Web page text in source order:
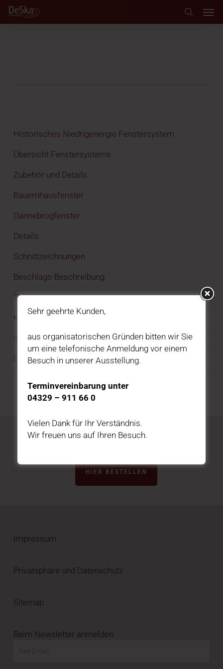
Skip
search
Historisches Niedrigenergie Fenstersystem
Übersicht Fenstersysteme
Zubehör und Details
Bauernhausfenster
Dannebrogfenster
Details
Schnittzeichnungen
Beschlags-Beschreibung
Terrassentüren
Klöntüren
Innentüren
Dielen
HIER BESTELLEN
Impressum
Privatsphäre und Datenschutz
Sitemap
Beim Newsletter anmelden:
Sehr geehrte Kunden,
aus organisatorischen Gründen bitten wir Sie
um eine telefonische Anmeldung vor einem
Besuch in unserer Ausstellung.
Terminvereinbarung unter
04329 – 911 66 0
Vielen Dank für Ihr Verständnis.
Wir freuen uns auf Ihren Besuch.